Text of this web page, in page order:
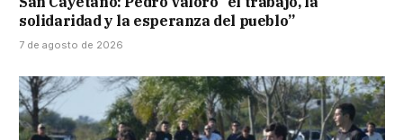
solidaridad y la esperanza del pueblo”
7 de agosto de 2026